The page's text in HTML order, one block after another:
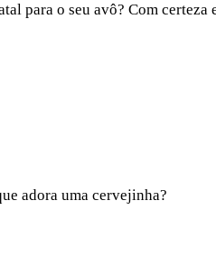
para o seu avô? Com
adora uma cervejinha?